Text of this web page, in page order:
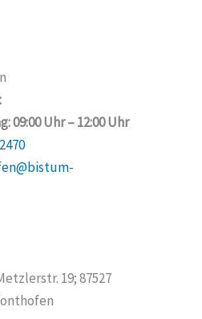
09:00 Uhr – 12:00 Uhr
19; 87527